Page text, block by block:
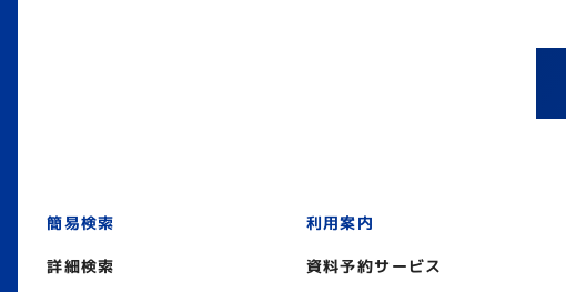
簡易検索
詳細検索
利用案内
資料予約サービス